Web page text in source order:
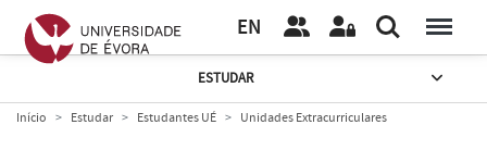
EN
ESTUDAR
Início Estudar Estudantes UÉ Unidades Extracurriculares